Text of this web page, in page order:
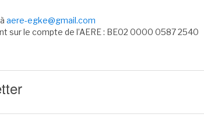
aere-egke@gmail.com
sur le compte de l’AERE : BE02 0000 0587 2540